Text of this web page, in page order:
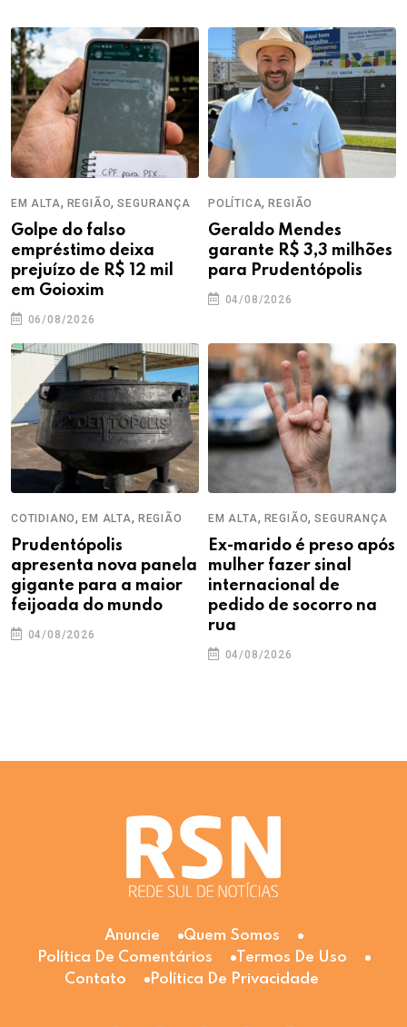
EM ALTA, REGIÃO,SEGURANÇA
Golpe do falso
empréstimo deixa
prejuízo de R$ 12 mil
em Goioxim
06/08/2026
POLÍTICA,REGIÃO
Geraldo Mendes
garante R$ 3,3 milhões
para Prudentópolis
04/08/2026
COTIDIANO,EM ALTA, REGIÃO
Prudentópolis
apresenta nova panela
gigante para a maior
feijoada do mundo
04/08/2026
EM ALTA, REGIÃO,SEGURANÇA
Ex-marido é preso após
mulher fazer sinal
internacional de
pedido de socorro na
rua
04/08/2026
Anuncie
Quem Somos
Política De Comentários
Termos De Uso
Contato
Política De Privacidade